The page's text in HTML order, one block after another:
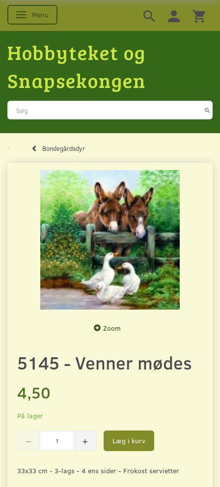
Skifte navigation
Menu
Hobbyteket og
Snapsekongen
Bondegårdsdyr
Zoom
5145 - Venner mødes
4,50
På lager
Læg i kurv
33x33 cm - 3-lags - 4 ens sider - Frokost servietter